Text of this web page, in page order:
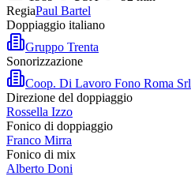
RegiaPaul Bartel
Doppiaggio italiano
Gruppo Trenta
Sonorizzazione
Coop. Di Lavoro Fono Roma Srl
Direzione del doppiaggio
Rossella Izzo
Fonico di doppiaggio
Franco Mirra
Fonico di mix
Alberto Doni